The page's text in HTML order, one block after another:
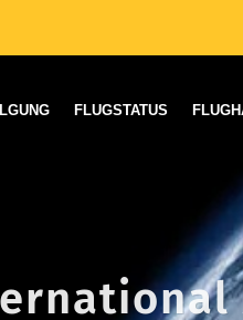
FLUGSTATUS